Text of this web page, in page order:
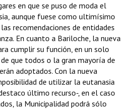
en que se puso de moda el
aunque fuese como ultimísimo
recomendaciones de entidades
En cuanto a Bariloche, la nueva
cumplir su función, en un solo
que todos o la gran mayoría de
adoptados. Con la nueva
de utilizar la eutanasia
último recurso-, en el caso
la Municipalidad podrá sólo